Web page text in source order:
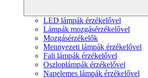
LED lámpák érzékelővel
Lámpák mozgásérzékelővel
Mozgásérzékelők
Mennyezeti lámpák érzékelővel
Fali lámpák érzékelővel
Oszloplámpák érzékelővel
Napelemes lámpák érzékelővel